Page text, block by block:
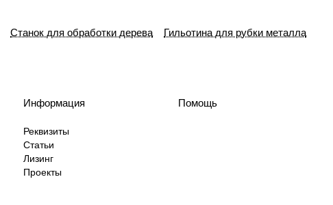
Станок для обработки дерева Гильотина для рубки металла
Информация
Реквизиты
Статьи
Лизинг
Проекты
Помощь